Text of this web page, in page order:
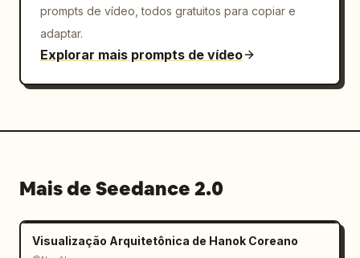
da ciclista deve permanecer consistente
durante todo o vídeo: mesmo rosto, capacete,
óculos, proporções corporais, vestuário rosa
Mantenha a continuidade da intensidade da
rosto da ciclista sob chuva forte à noite.
pele molhada.
prompts de vídeo, todos gratuitos para copiar e
adaptar.
Explorar mais prompts de vídeo
Mais de Seedance 2.0
Visualização Arquitetônica de Hanok Coreano